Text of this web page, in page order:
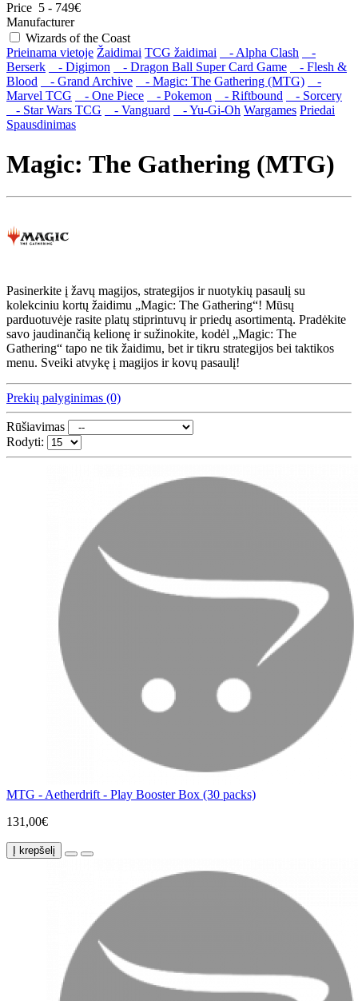
Price 5 - 749€
Manufacturer
Wizards of the Coast
Prieinama vietoje Žaidimai TCG žaidimai - Alpha Clash
-
Berserk
- Digimon - Dragon Ball Super Card Game
- Flesh &
Blood
- Grand Archive - Magic: The Gathering (MTG)
-
Marvel TCG
- One Piece - Pokemon - Riftbound
- Sorcery
- Star Wars TCG
- Vanguard - Yu-Gi-Oh Wargames Priedai
Spausdinimas
Magic: The Gathering (MTG)
Pasinerkite į žavų magijos, strategijos ir nuotykių pasaulį su
kolekciniu kortų žaidimu „Magic: The Gathering“! Mūsų
parduotuvėje rasite platų stiprintuvų ir priedų asortimentą. Pradėkite
savo jaudinančią kelionę ir sužinokite, kodėl „Magic: The
Gathering“ tapo ne tik žaidimu, bet ir tikru strategijos bei taktikos
menu. Sveiki atvykę į magijos ir kovų pasaulį!
Prekių palyginimas (0)
Rūšiavimas
Rodyti:
MTG - Aetherdrift - Play Booster Box (30 packs)
131,00€
Į krepšelį